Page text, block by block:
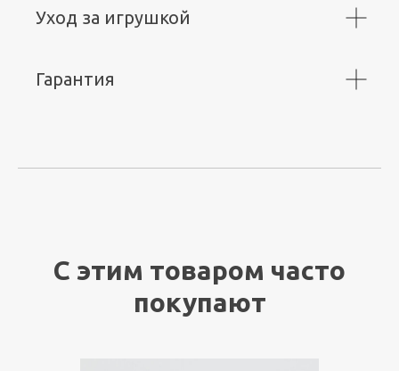
Уход за игрушкой
Гарантия
С этим товаром часто
покупают